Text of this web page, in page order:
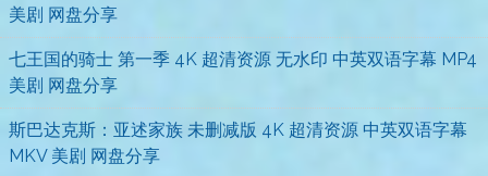
美剧 网盘分享
七王国的骑士 第一季 4K 超清资源 无水印 中英双语字幕 MP4
美剧 网盘分享
斯巴达克斯：亚述家族 未删减版 4K 超清资源 中英双语字幕
MKV 美剧 网盘分享